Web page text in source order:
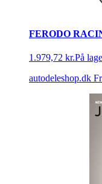
FERODO
1.979,72 kr.På
autodeleshop.dk